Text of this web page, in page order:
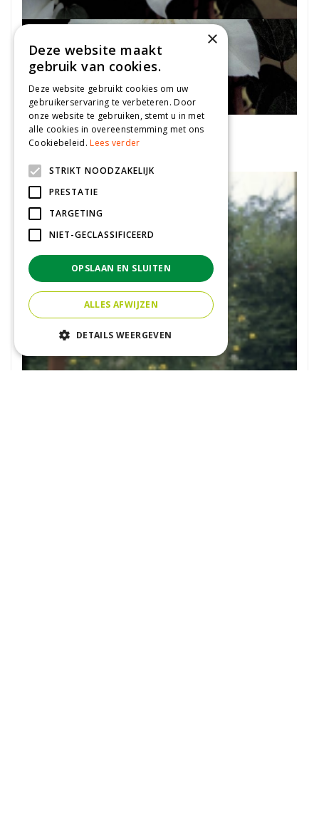
Clematis
Clematis 'Toki'
×
Deze website maakt
gebruik van cookies.
Deze website gebruikt cookies om uw
gebruikerservaring te verbeteren. Door
onze website te gebruiken, stemt u in met
alle cookies in overeenstemming met ons
Cookiebeleid.Lees verder
STRIKT NOODZAKELIJK
PRESTATIE
TARGETING
NIET-GECLASSIFICEERD
OPSLAAN EN SLUITEN
ALLES AFWIJZEN
DETAILS WEERGEVEN